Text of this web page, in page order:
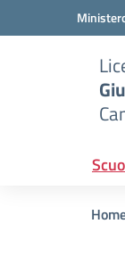
Vai ai contenuti
Vai al menu di